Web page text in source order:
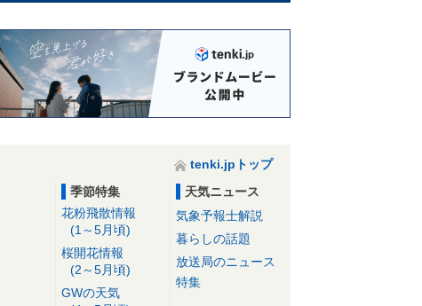
tenki.jpトップ
季節特集
花粉飛散情報
(1～5月頃)
桜開花情報
(2～5月頃)
GWの天気
天気ニュース
気象予報士解説
暮らしの話題
放送局のニュース
特集